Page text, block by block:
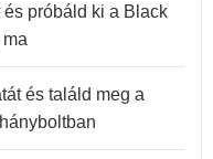
próbáld ki a Black
és találd meg a